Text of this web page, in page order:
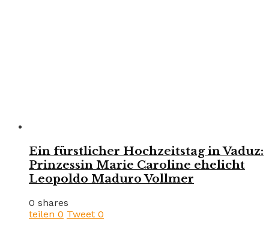
Ein fürstlicher Hochzeitstag in Vaduz:
Prinzessin Marie Caroline ehelicht
Leopoldo Maduro Vollmer
0 shares
teilen 0 Tweet 0